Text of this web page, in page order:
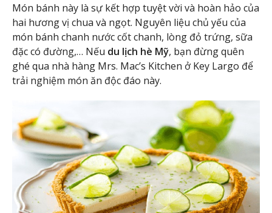
Món bánh này là sự kết hợp tuyệt vời và hoàn hảo của
hai hương vị chua và ngọt. Nguyên liệu chủ yếu của
món bánh chanh nước cốt chanh, lòng đỏ trứng, sữa
đặc có đường,… Nếu du lịch hè Mỹ, bạn đừng quên
ghé qua nhà hàng Mrs. Mac’s Kitchen ở Key Largo để
trải nghiệm món ăn độc đáo này.